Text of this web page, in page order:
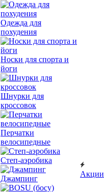
Одежда для
похудения
Носки для спорта и
йоги
Шнурки для
кроссовок
Перчатки
велосипедные
Степ-аэробика
Джампинг
Акции